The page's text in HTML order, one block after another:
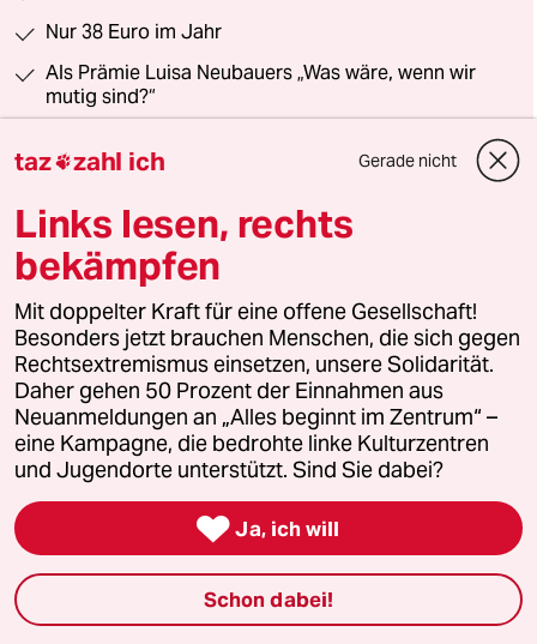
Nur 38 Euro im Jahr
Als Prämie Luisa Neubauers „Was wäre, wenn wir
mutig sind?“
Jetzt abonnieren
6 Kommentare Neueste/Älteste
Die Kommentarfunktion unter diesem Artikel ist
geschlossen.
Wir öffnen die Kommentarspalte bei ausgewählten
Artikeln für etwa drei Tage –hier sind sie zu finden.
einloggen
taz zahl ich Gerade nicht
Links lesen, rechts
bekämpfen
Mit doppelter Kraft für eine offene Gesellschaft!
Besonders jetzt brauchen Menschen, die sich gegen
Rechtsextremismus einsetzen, unsere Solidarität.
Daher gehen 50 Prozent der Einnahmen aus
Neuanmeldungen an „Alles beginnt im Zentrum“ –
eine Kampagne, die bedrohte linke Kulturzentren
und Jugendorte unterstützt. Sind Sie dabei?
 Ja, ich will
Schon dabei!